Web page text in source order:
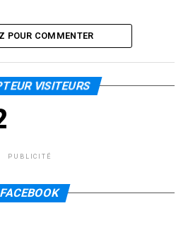
POUR COMMENTER
VISITEURS
PUBLICITÉ
FACEBOOK